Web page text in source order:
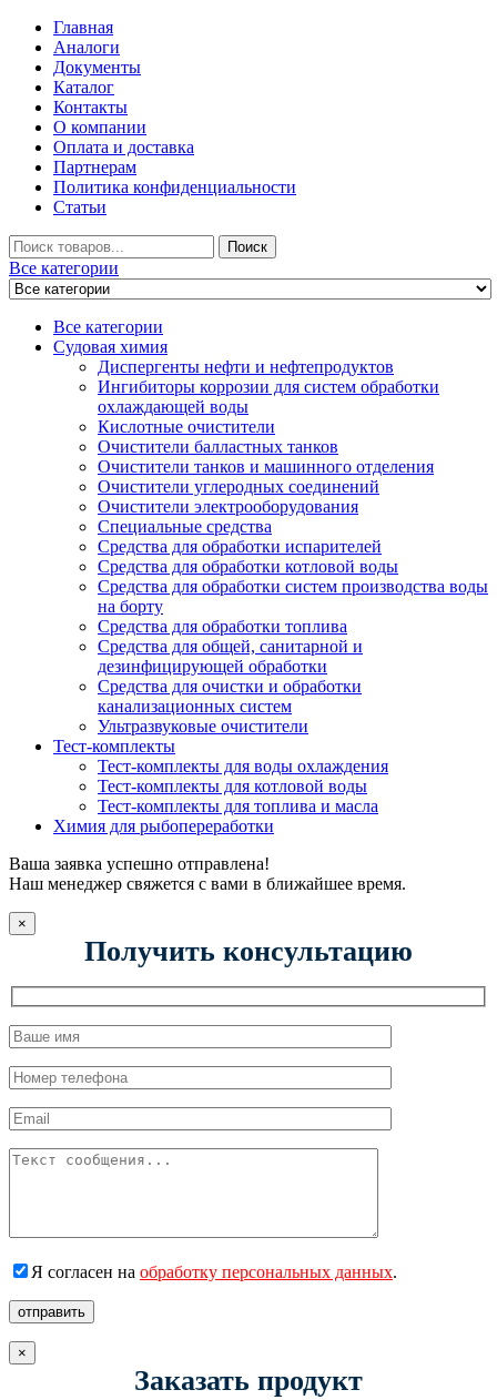
Главная
Аналоги
Документы
Каталог
Контакты
О компании
Оплата и доставка
Партнерам
Политика конфиденциальности
Статьи
Искать
Поиск
Все категории
Все категории
Судовая химия
Диспергенты нефти и нефтепродуктов
Ингибиторы коррозии для систем обработки
охлаждающей воды
Кислотные очистители
Очистители балластных танков
Очистители танков и машинного отделения
Очистители углеродных соединений
Очистители электрооборудования
Специальные средства
Средства для обработки испарителей
Средства для обработки котловой воды
Средства для обработки систем производства воды
на борту
Средства для обработки топлива
Средства для общей, санитарной и
дезинфицирующей обработки
Средства для очистки и обработки
канализационных систем
Ультразвуковые очистители
Тест-комплекты
Тест-комплекты для воды охлаждения
Тест-комплекты для котловой воды
Тест-комплекты для топлива и масла
Химия для рыбопереработки
Ваша заявка успешно отправлена!
Наш менеджер свяжется с вами в ближайшее время.
×
Получить консультацию
Я согласен на обработку персональных данных.
отправить
×
Заказать продукт